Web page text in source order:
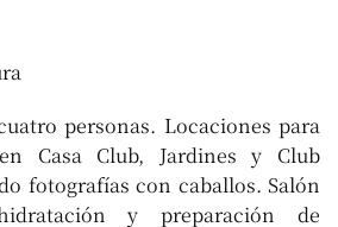
personas. Locaciones para
Casa Club, Jardines y Club
fotografías con caballos. Salón
y preparación de